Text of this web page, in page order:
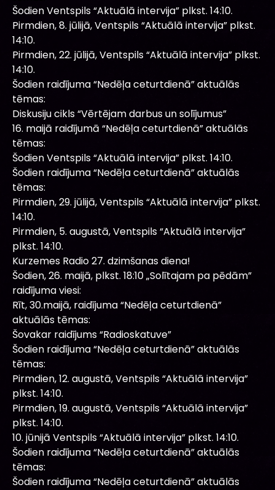
Šodien Ventspils “Aktuālā intervija” plkst. 14:10.
Pirmdien, 8. jūlijā, Ventspils “Aktuālā intervija” plkst.
14:10.
Pirmdien, 22. jūlijā, Ventspils “Aktuālā intervija” plkst.
14:10.
Šodien raidījuma “Nedēļa ceturtdienā” aktuālās
tēmas:
Diskusiju cikls “Vērtējam darbus un solījumus”
16. maijā raidījumā “Nedēļa ceturtdienā” aktuālās
tēmas:
Šodien Ventspils “Aktuālā intervija” plkst. 14:10.
Šodien raidījuma “Nedēļa ceturtdienā” aktuālās
tēmas:
Pirmdien, 29. jūlijā, Ventspils “Aktuālā intervija” plkst.
14:10.
Pirmdien, 5. augustā, Ventspils “Aktuālā intervija”
plkst. 14:10.
Kurzemes Radio 27. dzimšanas diena!
Šodien, 26. maijā, plkst. 18:10 „Solītajam pa pēdām”
raidījuma viesi:
Rīt, 30.maijā, raidījuma “Nedēļa ceturtdienā”
aktuālās tēmas:
Šovakar raidījums “Radioskatuve”
Šodien raidījuma “Nedēļa ceturtdienā” aktuālās
tēmas:
Pirmdien, 12. augustā, Ventspils “Aktuālā intervija”
plkst. 14:10.
Pirmdien, 19. augustā, Ventspils “Aktuālā intervija”
plkst. 14:10.
10. jūnijā Ventspils “Aktuālā intervija” plkst. 14:10.
Šodien raidījuma “Nedēļa ceturtdienā” aktuālās
tēmas:
Šodien raidījuma “Nedēļa ceturtdienā” aktuālās